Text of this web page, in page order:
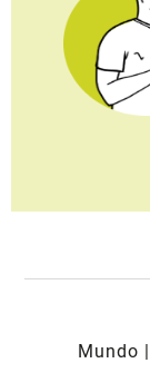
Mundo